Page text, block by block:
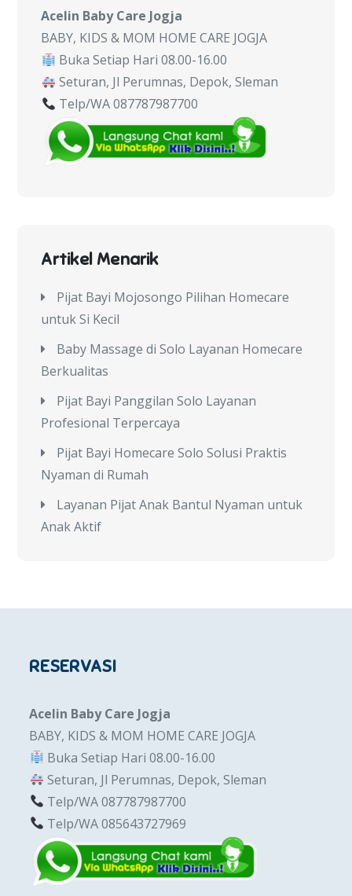
Acelin Baby Care Jogja
BABY, KIDS & MOM HOME CARE JOGJA
Buka Setiap Hari 08.00-16.00
Seturan, Jl Perumnas, Depok, Sleman
Telp/WA 087787987700
Artikel Menarik
Pijat Bayi Mojosongo Pilihan Homecare
untuk Si Kecil
Baby Massage di Solo Layanan Homecare
Berkualitas
Pijat Bayi Panggilan Solo Layanan
Profesional Terpercaya
Pijat Bayi Homecare Solo Solusi Praktis
Nyaman di Rumah
Layanan Pijat Anak Bantul Nyaman untuk
Anak Aktif
RESERVASI
Acelin Baby Care Jogja
BABY, KIDS & MOM HOME CARE JOGJA
Buka Setiap Hari 08.00-16.00
Seturan, Jl Perumnas, Depok, Sleman
Telp/WA 087787987700
Telp/WA 085643727969